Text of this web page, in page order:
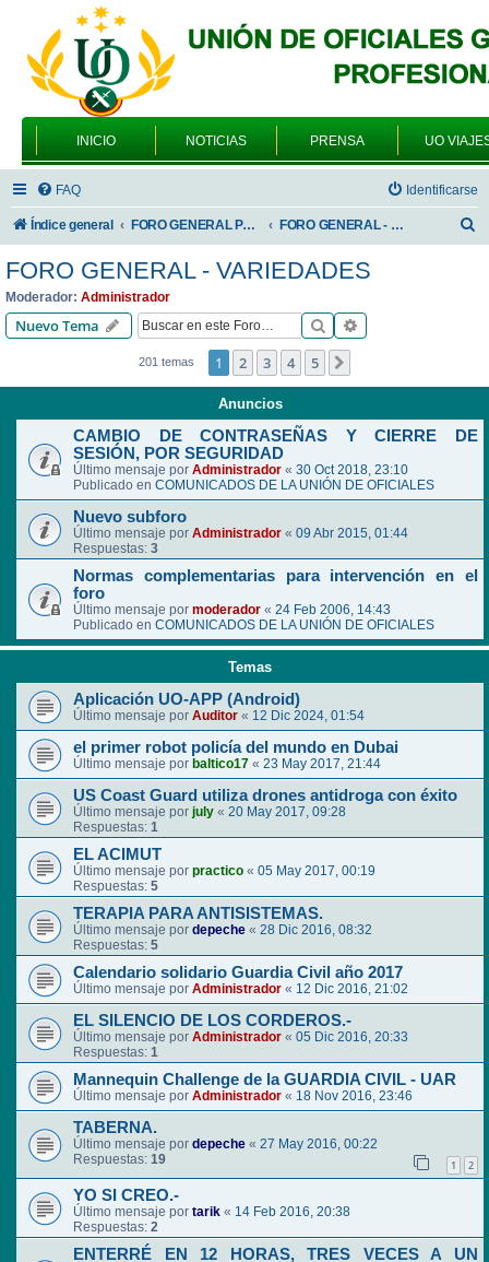
INICIO NOTICIAS PRENSA UO
FAQ Identificarse
Índice general FORO GENERAL PARA TODOS LOS USUARIOS FORO GENERAL - VARIEDADES
FORO GENERAL - VARIEDADES
Moderador: Administrador
Nuevo Tema Buscar
201 temas 1 2 3 4 5
Anuncios
CAMBIO DE CONTRASEÑAS Y CIERRE DE
SESIÓN, POR SEGURIDAD
Último mensaje por Administrador « 30 Oct 2018, 23:10
Publicado en COMUNICADOS DE LA UNIÓN DE OFICIALES
Nuevo subforo
Último mensaje por Administrador « 09 Abr 2015, 01:44
Respuestas: 3
Normas complementarias para intervención en el
foro
Último mensaje por moderador « 24 Feb 2006, 14:43
Publicado en COMUNICADOS DE LA UNIÓN DE OFICIALES
Temas
Aplicación UO-APP (Android)
Último mensaje por Auditor « 12 Dic 2024, 01:54
el primer robot policía del mundo en Dubai
Último mensaje por baltico17 « 23 May 2017, 21:44
US Coast Guard utiliza drones antidroga con éxito
Último mensaje por july « 20 May 2017, 09:28
Respuestas: 1
EL ACIMUT
Último mensaje por practico « 05 May 2017, 00:19
Respuestas: 5
TERAPIA PARA ANTISISTEMAS.
Último mensaje por depeche « 28 Dic 2016, 08:32
Respuestas: 5
Calendario solidario Guardia Civil año 2017
Último mensaje por Administrador « 12 Dic 2016, 21:02
EL SILENCIO DE LOS CORDEROS.-
Último mensaje por Administrador « 05 Dic 2016, 20:33
Respuestas: 1
Mannequin Challenge de la GUARDIA CIVIL - UAR
Último mensaje por Administrador « 18 Nov 2016, 23:46
TABERNA.
Último mensaje por depeche « 27 May 2016, 00:22
Respuestas: 19 1 2
YO SI CREO.-
Último mensaje por tarik « 14 Feb 2016, 20:38
Respuestas: 2
ENTERRÉ EN 12 HORAS, TRES VECES A UN